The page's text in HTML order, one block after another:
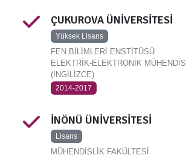
ÇUKUROVA ÜNİVERSİTESİ
Yüksek Lisans
FEN BİLİMLERİ ENSTİTÜSÜ
ELEKTRİK-ELEKTRONİK
(İNGİLİZCE)
2014-2017
İNÖNÜ ÜNİVERSİTESİ
Lisans
MÜHENDİSLİK FAKÜLTESİ